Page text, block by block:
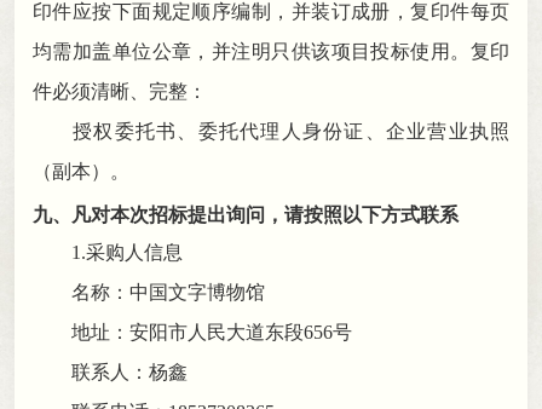
印件应按下面规定顺序编制
， 并装订成册，复印件每页
均需加盖单位公章 ， 并注明只供该项目投标使用。复印
件必须清晰、完整：
授权委托书、委托代理人身份证、企业营业执照
（副本）
。
九、凡对本次招标提出询问 ， 请按照以下方式联系
1.采购人 信息
名称： 中国文字博物馆
地址 ： 安阳市人民大道东段656号
联系人： 杨鑫